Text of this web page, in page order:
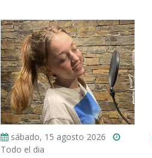
sábado, 15 agosto 2026
Todo el dia